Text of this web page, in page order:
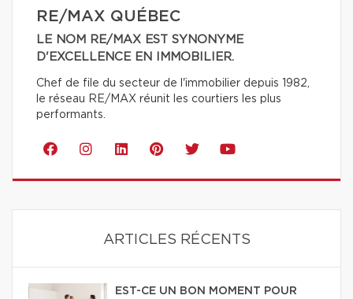
RE/MAX QUÉBEC
LE NOM RE/MAX EST SYNONYME
D'EXCELLENCE EN IMMOBILIER.
Chef de file du secteur de l'immobilier depuis 1982,
le réseau RE/MAX réunit les courtiers les plus
performants.
ARTICLES RÉCENTS
EST-CE UN BON MOMENT POUR